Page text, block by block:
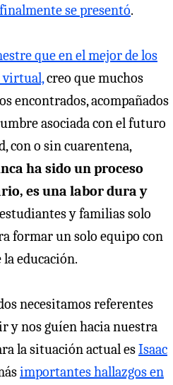
se presentó.
que en el mejor de los
virtual,creo que muchos
encontrados, acompañados
asociada con el futuro
con o sin cuarentena,
ha sido un proceso
es una labor dura y
y familias solo
formar un solo equipo con
educación.
necesitamos referentes
y nos guíen hacia nuestra
la situación actual esIsaac
importantes hallazgos en